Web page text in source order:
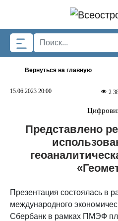
Вернуться на главную
15.06.2023 20:00 2
Представлено
Презентация состоялась в
международного
Сбербанк в рамках ПМЭФ